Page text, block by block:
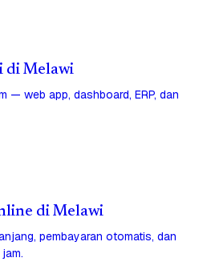
di Melawi
— web app, dashboard, ERP, dan
di Melawi
pembayaran otomatis, dan